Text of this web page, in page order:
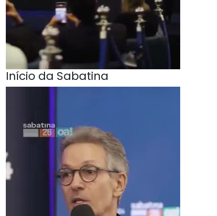
Início da Sabatina